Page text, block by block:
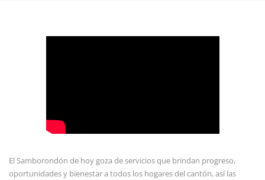
El Samborondón de hoy goza de servicios que brindan progreso,
oportunidades y bienestar a todos los hogares del cantón, así las